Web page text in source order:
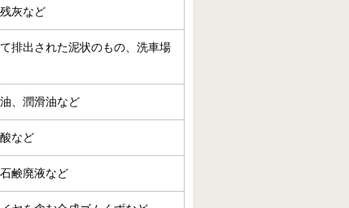
灰など
排出された泥状のもの、洗車場
、潤滑油など
など
鹸廃液など